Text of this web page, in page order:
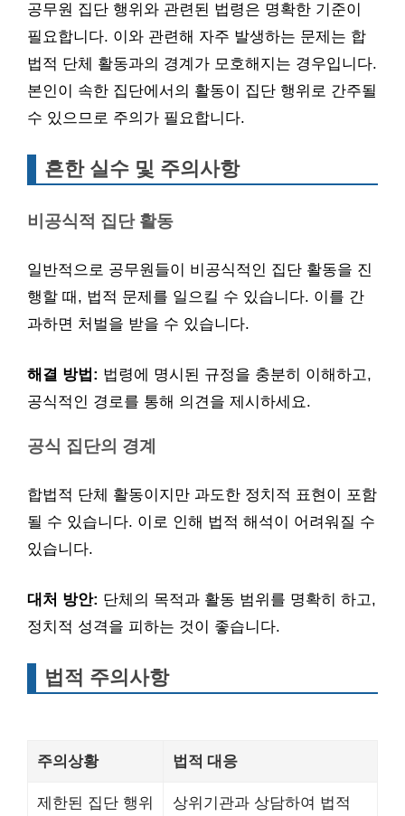
공무원 집단 행위와 관련된 법령은 명확한 기준이
필요합니다. 이와 관련해 자주 발생하는 문제는 합
법적 단체 활동과의 경계가 모호해지는 경우입니다.
본인이 속한 집단에서의 활동이 집단 행위로 간주될
수 있으므로 주의가 필요합니다.
흔한 실수 및 주의사항
비공식적 집단 활동
일반적으로 공무원들이 비공식적인 집단 활동을 진
행할 때, 법적 문제를 일으킬 수 있습니다. 이를 간
과하면 처벌을 받을 수 있습니다.
해결 방법: 법령에 명시된 규정을 충분히 이해하고,
공식적인 경로를 통해 의견을 제시하세요.
공식 집단의 경계
합법적 단체 활동이지만 과도한 정치적 표현이 포함
될 수 있습니다. 이로 인해 법적 해석이 어려워질 수
있습니다.
대처 방안: 단체의 목적과 활동 범위를 명확히 하고,
정치적 성격을 피하는 것이 좋습니다.
법적 주의사항
주의상황 법적 대응
제한된 집단 행위
상위기관과 상담하여 법적